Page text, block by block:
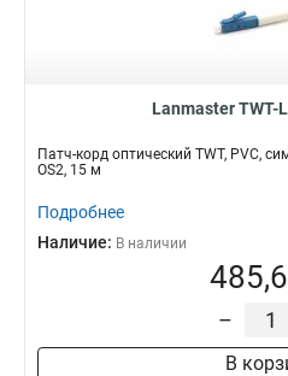
Lanmaster TWT-
Патч-корд оптический TWT, PVC,
OS2, 15 м
Подробнее
Наличие: В наличии
–
В